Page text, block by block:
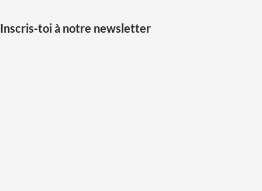
Inscris-toi à notre newsletter